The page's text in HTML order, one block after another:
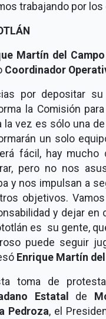
trabajando por
Martín del Campo
Coordinador
por depositar
la Comisión
la vez es sólo una
un solo
fácil, hay mucho
pero no nos
y nos impulsan a
objetivos.
y dejar en
es su gente,
puede seguir
Enrique Martín
toma de
Estatal
de
Pedroza, el